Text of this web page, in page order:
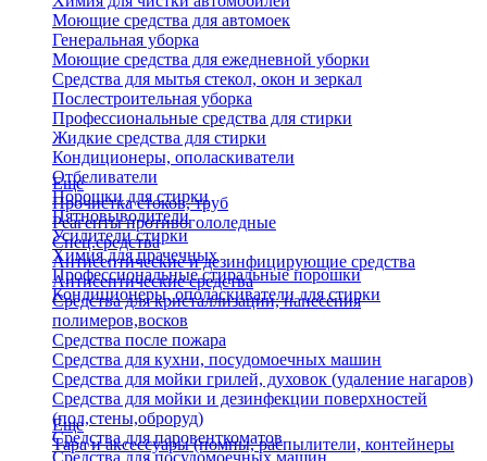
Моющие средства для автомоек
Генеральная уборка
Моющие средства для ежедневной уборки
Средства для мытья стекол, окон и зеркал
Послестроительная уборка
Профессиональные средства для стирки
Жидкие средства для стирки
Кондиционеры, ополаскиватели
Отбеливатели
Порошки для стирки
Пятновыводители
Усилители стирки
Химия для прачечных
Профессиональные стиральные порошки
Кондиционеры, ополаскиватели для стирки
Еще
Прочистка стоков, труб
Реагенты противогололедные
Спец.средства
Антисептические и дезинфицирующие средства
Антисептические средства
Средства для кристаллизации, нанесения
полимеров,восков
Средства после пожара
Средства для кухни, посудомоечных машин
Средства для мойки грилей, духовок (удаление нагаров)
Средства для мойки и дезинфекции поверхностей
(пол,стены,оброруд)
Средства для паровенткоматов
Средства для посудомоечных машин
Еще
Тара и аксессуары (помпы, распылители, контейнеры